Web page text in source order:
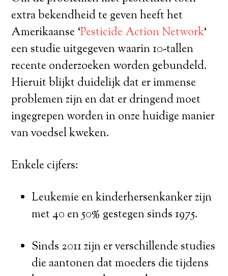
extra bekendheid te geven heeft het
Amerikaanse ‘Pesticide Action Network‘
een studie uitgegeven waarin 10-tallen
recente onderzoeken worden gebundeld.
Hieruit blijkt duidelijk dat er immense
problemen zijn en dat er dringend moet
ingegrepen worden in onze huidige manier
van voedsel kweken.
Enkele cijfers:
Leukemie en kinderhersenkanker zijn
met 40 en 50% gestegen sinds 1975.
Sinds 2011 zijn er verschillende studies
die aantonen dat moeders die tijdens